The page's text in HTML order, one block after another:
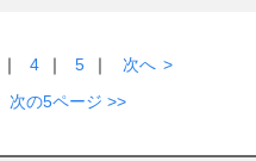
｜ 4 ｜ 5 ｜ 次へ >
次の5ページ >>